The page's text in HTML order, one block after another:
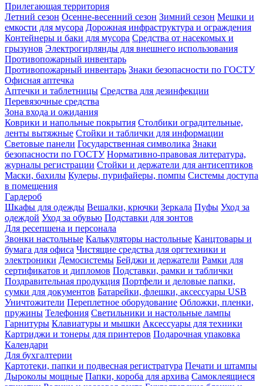
Прилегающая территория
Летний сезон Осенне-весенний сезон Зимний сезон Мешки и
емкости для мусора Дорожная инфраструктура и ограждения
Контейнеры и баки для мусора Средства от насекомых и
грызунов Электрогирлянды для внешнего использования
Противопожарный инвентарь
Противопожарный инвентарь Знаки безопасности по ГОСТУ
Офисная аптечка
Аптечки и таблетницы Средства для дезинфекции
Перевязочные средства
Зона входа и ожидания
Коврики и напольные покрытия Столбики оградительные,
ленты вытяжные Стойки и таблички для информации
Световые панели Государственная символика Знаки
безопасности по ГОСТУ Нормативно-правовая литература,
журналы регистрации Стойки и держатели для антисептиков
Маски, бахилы Кулеры, пурифайеры, помпы Системы доступа
в помещения
Гардероб
Шкафы для одежды Вешалки, крючки Зеркала Пуфы Уход за
одеждой Уход за обувью Подставки для зонтов
Для ресепшена и персонала
Звонки настольные Калькуляторы настольные Канцтовары и
бумага для офиса Чистящие средства для оргтехники и
электроники Демосистемы Бейджи и держатели Рамки для
сертификатов и дипломов Подставки, рамки и таблички
Поздравительная продукция Портфели и деловые папки,
сумки для документов Батарейки, флешки, аксессуары USB
Уничтожители Переплетное оборудование Обложки, пленки,
пружины Телефония Светильники и настольные лампы
Гарнитуры Клавиатуры и мышки Аксессуары для техники
Картриджи и тонеры для принтеров Подарочная упаковка
Календари
Для бухгалтерии
Картотеки, папки и подвесная регистратура Печати и штампы
Дыроколы мощные Папки, короба для архива Самоклеящиеся